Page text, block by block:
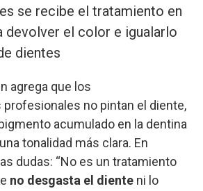
se recibe el tratamiento en
devolver el color e igualarlo
dientes
agrega que los
no pintan el diente,
acumulado en la dentina
tonalidad más clara. En
dudas: “No es un tratamiento
no desgasta el diente ni lo